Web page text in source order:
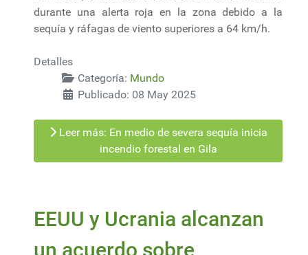
durante una alerta roja en la zona debido a la
sequía y ráfagas de viento superiores a 64 km/h.
Detalles
Categoría: Mundo
Publicado: 08 May 2025
Leer más: En medio de severa sequía inicia
incendio forestal en Gila
EEUU y Ucrania alcanzan
un acuerdo sobre